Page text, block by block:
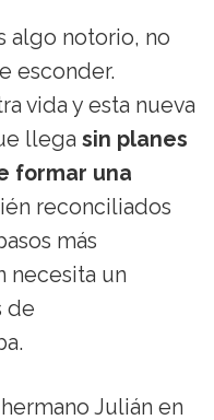
algo notorio, no
esconder.
vida y esta nueva
llega sin planes
formar una
reconciliados
más
necesita un
de
Julián en